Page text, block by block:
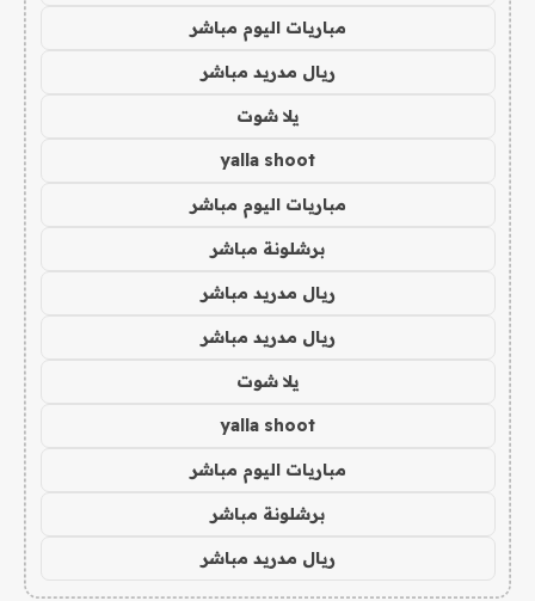
مباريات اليوم مباشر
ريال مدريد مباشر
يلا شوت
yalla shoot
مباريات اليوم مباشر
برشلونة مباشر
ريال مدريد مباشر
ريال مدريد مباشر
يلا شوت
yalla shoot
مباريات اليوم مباشر
برشلونة مباشر
ريال مدريد مباشر